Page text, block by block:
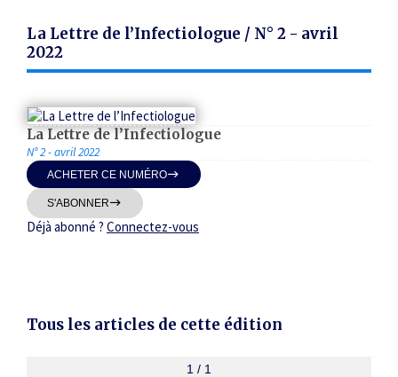
Thématiques
Du
La Lettre de l’Infectiologue / N° 2 - avril
2022
La Lettre de l’Infectiologue
N° 2 - avril 2022
ACHETER CE NUMÉRO
S'ABONNER
Déjà abonné ? Connectez-vous
Tous les articles de cette édition
1 / 1